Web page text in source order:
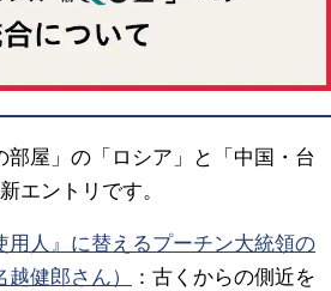
部屋」の「ロシア」と「中国・台
エントリです。
用人』に替えるプーチン大統領の
健郎さん）
：古くからの側近を